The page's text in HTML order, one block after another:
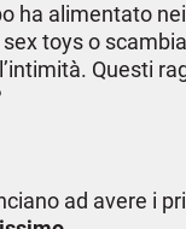
ha alimentato
toys o
Questi
ad avere i